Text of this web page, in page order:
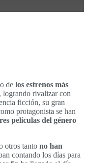
de los estrenos más
, logrando rivalizar con
ficción, su gran
protagonista se han
películas del género
otros tanto no han
contando los días para